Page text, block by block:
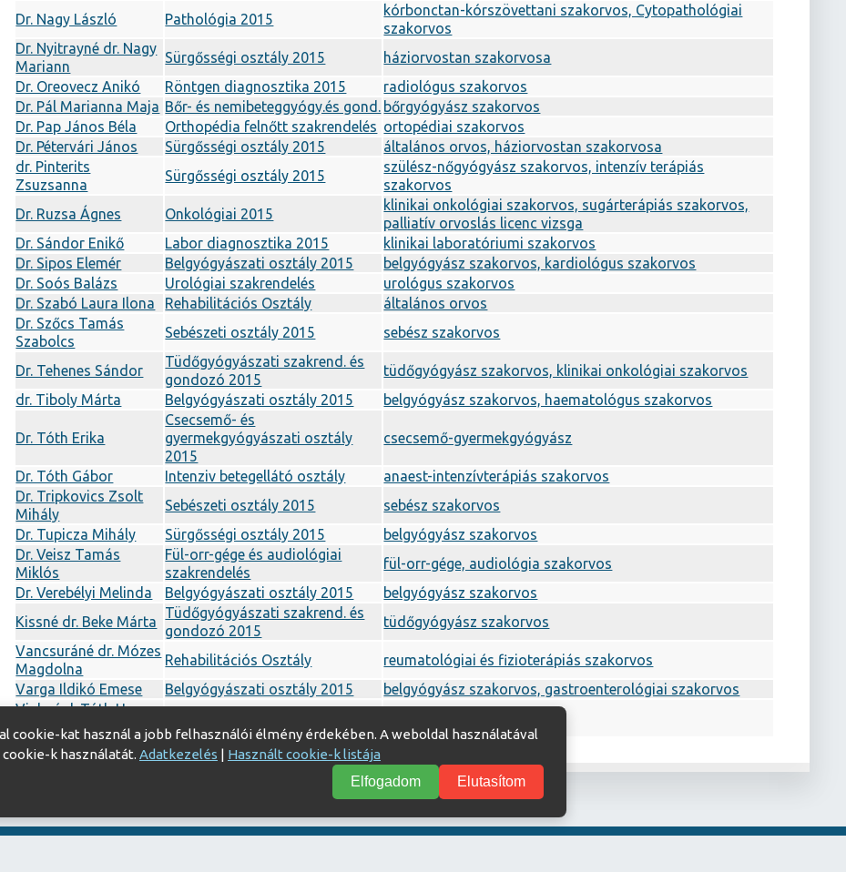
Dr. Nagy László Pathológia 2015
kórbonctan-kórszövettani szakorvos, Cytopathológiai
szakorvos
Dr. Nyitrayné dr. Nagy
Mariann
Sürgősségi osztály 2015
háziorvostan szakorvosa
Dr. Oreovecz Anikó
Röntgen diagnosztika 2015
radiológus szakorvos
Dr. Pál Marianna Maja Bőr- és nemibeteggyógy.és gond. bőrgyógyász szakorvos
Dr. Pap János Béla
Orthopédia felnőtt szakrendelés ortopédiai szakorvos
Dr. Pétervári János
Sürgősségi osztály 2015
általános orvos, háziorvostan szakorvosa
dr. Pinterits
Zsuzsanna
Sürgősségi osztály 2015
szülész-nőgyógyász szakorvos, intenzív terápiás
szakorvos
Dr. Ruzsa Ágnes
Onkológiai 2015
klinikai onkológiai szakorvos, sugárterápiás szakorvos,
palliatív orvoslás licenc vizsga
Dr. Sándor Enikő
Labor diagnosztika 2015
klinikai laboratóriumi szakorvos
Dr. Sipos Elemér
Belgyógyászati osztály 2015
belgyógyász szakorvos, kardiológus szakorvos
Dr. Soós Balázs
Urológiai szakrendelés
urológus szakorvos
Dr. Szabó Laura Ilona
Rehabilitációs Osztály
általános orvos
Dr. Szőcs Tamás
Szabolcs
Sebészeti osztály 2015 sebész szakorvos
Dr. Tehenes Sándor
Tüdőgyógyászati szakrend. és
gondozó 2015
tüdőgyógyász szakorvos, klinikai onkológiai szakorvos
dr. Tiboly Márta
Belgyógyászati osztály 2015 belgyógyász szakorvos, haematológus szakorvos
Dr. Tóth Erika
Csecsemő- és
gyermekgyógyászati osztály
2015
csecsemő-gyermekgyógyász
Dr. Tóth Gábor Intenziv betegellátó osztály
anaest-intenzívterápiás szakorvos
Dr. Tripkovics Zsolt
Mihály
Sebészeti osztály 2015
sebész szakorvos
Dr. Tupicza Mihály
Sürgősségi osztály 2015
belgyógyász szakorvos
Dr. Veisz Tamás
Miklós
Fül-orr-gége és audiológiai
szakrendelés
fül-orr-gége, audiológia szakorvos
Dr. Verebélyi Melinda
Belgyógyászati osztály 2015
belgyógyász szakorvos
Kissné dr. Beke Márta
Tüdőgyógyászati szakrend. és
gondozó 2015
tüdőgyógyász szakorvos
Vancsuráné dr. Mózes
Magdolna
Rehabilitációs Osztály
reumatológiai és fizioterápiás szakorvos
Varga Ildikó Emese
Belgyógyászati osztály 2015
belgyógyász szakorvos, gastroenterológiai szakorvos
Vighné dr.Tóth Hanna
Mária
cookie-kat használ a jobb felhasználói élmény érdekében. A weboldal használatával
cookie-k használatát. Adatkezelés | Használt cookie-k listája
Elfogadom
Elutasítom